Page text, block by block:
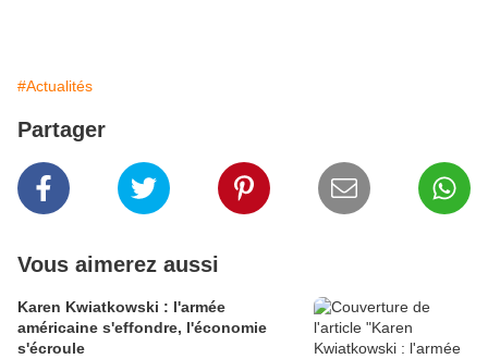
#Actualités
Partager
Vous aimerez aussi
Karen Kwiatkowski : l'armée
américaine s'effondre, l'économie
s'écroule